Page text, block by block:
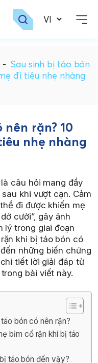
- Sau sinh bị táo bón
đi tiêu nhẹ nhàng
nên rặn? 10
nhẹ nhàng
câu hỏi mang đầy
khi vượt cạn. Cảm
đi được khiến mẹ
cười”, gây ảnh
lý trong giai đoạn
khi bị táo bón có
những biến chứng
tiết lời giải đáp từ
bài viết này.
bón có nên rặn?
bỉm cố rặn khi bị táo
táo bón đến vậy?